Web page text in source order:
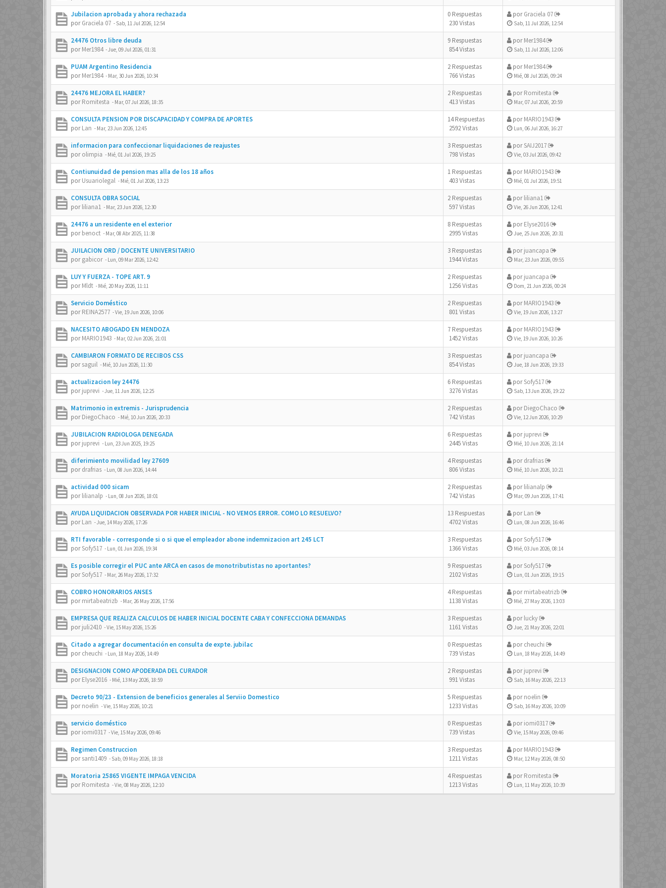
Jubilacion aprobada y ahora rechazada
porGraciela 07 - Sab, 11 Jul 2026, 12:54
0 Respuestas
230 Vistas
porGraciela 07
Sab, 11 Jul 2026, 12:54
24476 Otros libre deuda
porMer1984 -Jue, 09 Jul 2026, 01:31
9 Respuestas
854 Vistas
porMer1984
Sab, 11 Jul 2026, 12:06
PUAM Argentino Residencia
porMer1984 - Mar, 30 Jun 2026, 10:34
2 Respuestas
766 Vistas
porMer1984
Mié, 08 Jul 2026, 09:24
24476 MEJORA EL HABER?
porRomitesta - Mar, 07 Jul 2026, 18:35
2 Respuestas
413 Vistas
porRomitesta
Mar, 07 Jul 2026, 20:59
CONSULTA PENSION POR DISCAPACIDAD Y COMPRA DE APORTES
porLan - Mar, 23 Jun 2026, 12:45
14 Respuestas
2592 Vistas
porMARIO1943
Lun, 06 Jul 2026, 16:27
informacion para confeccionar liquidaciones de reajustes
porolimpia - Mié, 01 Jul 2026, 19:25
3 Respuestas
798 Vistas
porSAIJ2017
Vie, 03 Jul 2026, 09:42
Contiunuidad de pension mas alla de los 18 años
porUsuariolegal - Mié, 01 Jul 2026, 13:23
1 Respuestas
403 Vistas
porMARIO1943
Mié, 01 Jul 2026, 19:51
CONSULTA OBRA SOCIAL
porliliana1 - Mar, 23 Jun 2026, 12:30
2 Respuestas
597 Vistas
porliliana1
Vie, 26 Jun 2026, 12:41
24476 a un residente en el exterior
porbenoct - Mar, 08 Abr 2025, 11:38
8 Respuestas
2995 Vistas
porElyse2016
Jue, 25 Jun 2026, 20:31
JUILACION ORD / DOCENTE UNIVERSITARIO
porgabicor - Lun, 09 Mar 2026, 12:42
3 Respuestas
1944 Vistas
porjuancapa
Mar, 23 Jun 2026, 09:55
LUY Y FUERZA - TOPE ART. 9
porMldt - Mié, 20 May 2026, 11:11
2 Respuestas
1256 Vistas
porjuancapa
Dom, 21 Jun 2026, 00:24
Servicio Doméstico
porREINA2577 -Vie, 19 Jun 2026, 10:06
2 Respuestas
801 Vistas
porMARIO1943
Vie, 19 Jun 2026, 13:27
NACESITO ABOGADO EN MENDOZA
porMARIO1943 - Mar, 02 Jun 2026, 21:01
7 Respuestas
1452 Vistas
porMARIO1943
Vie, 19 Jun 2026, 10:26
CAMBIARON FORMATO DE RECIBOS CSS
porsaguil - Mié, 10 Jun 2026, 11:30
3 Respuestas
854 Vistas
porjuancapa
Jue, 18 Jun 2026, 19:33
actualizacion ley 24476
porjuprevi -Jue, 11 Jun 2026, 12:25
6 Respuestas
3276 Vistas
porSofy517
Sab, 13 Jun 2026, 19:22
Matrimonio in extremis - Jurisprudencia
porDiegoChaco - Mié, 10 Jun 2026, 20:33
2 Respuestas
742 Vistas
porDiegoChaco
Vie, 12 Jun 2026, 10:29
JUBILACION RADIOLOGA DENEGADA
porjuprevi - Lun, 23 Jun 2025, 19:25
6 Respuestas
2445 Vistas
porjuprevi
Mié, 10 Jun 2026, 21:14
diferimiento movilidad ley 27609
pordrafrias - Lun, 08 Jun 2026, 14:44
4 Respuestas
806 Vistas
pordrafrias
Mié, 10 Jun 2026, 10:21
actividad 000 sicam
porlilianalp - Lun, 08 Jun 2026, 18:01
2 Respuestas
742 Vistas
porlilianalp
Mar, 09 Jun 2026, 17:41
AYUDA LIQUIDACION OBSERVADA POR HABER INICIAL - NO VEMOS ERROR. COMO LO RESUELVO?
porLan -Jue, 14 May 2026, 17:26
13 Respuestas
4702 Vistas
porLan
Lun, 08 Jun 2026, 16:46
RTI favorable - corresponde si o si que el empleador abone indemnizacion art 245 LCT
porSofy517 - Lun, 01 Jun 2026, 19:34
3 Respuestas
1366 Vistas
porSofy517
Mié, 03 Jun 2026, 08:14
Es posible corregir el PUC ante ARCA en casos de monotributistas no aportantes?
porSofy517 - Mar, 26 May 2026, 17:32
9 Respuestas
2102 Vistas
porSofy517
Lun, 01 Jun 2026, 19:15
COBRO HONORARIOS ANSES
pormirtabeatrizb - Mar, 26 May 2026, 17:56
4 Respuestas
1138 Vistas
pormirtabeatrizb
Mié, 27 May 2026, 13:03
EMPRESA QUE REALIZA CALCULOS DE HABER INICIAL DOCENTE CABA Y CONFECCIONA DEMANDAS
porjuli2410 -Vie, 15 May 2026, 15:26
3 Respuestas
1161 Vistas
porlucky
Jue, 21 May 2026, 22:01
Citado a agregar documentación en consulta de expte. jubilac
porcheuchi - Lun, 18 May 2026, 14:49
0 Respuestas
739 Vistas
porcheuchi
Lun, 18 May 2026, 14:49
DESIGNACION COMO APODERADA DEL CURADOR
porElyse2016 - Mié, 13 May 2026, 18:59
2 Respuestas
991 Vistas
porjuprevi
Sab, 16 May 2026, 22:13
Decreto 90/23 - Extension de beneficios generales al Serviio Domestico
pornoelin -Vie, 15 May 2026, 10:21
5 Respuestas
1233 Vistas
pornoelin
Sab, 16 May 2026, 10:09
servicio doméstico
poriomi0317 -Vie, 15 May 2026, 09:46
0 Respuestas
739 Vistas
poriomi0317
Vie, 15 May 2026, 09:46
Regimen Construccion
porsanti1409 - Sab, 09 May 2026, 18:18
3 Respuestas
1211 Vistas
porMARIO1943
Mar, 12 May 2026, 08:50
Moratoria 25865 VIGENTE IMPAGA VENCIDA
porRomitesta -Vie, 08 May 2026, 12:10
4 Respuestas
1213 Vistas
porRomitesta
Lun, 11 May 2026, 10:39